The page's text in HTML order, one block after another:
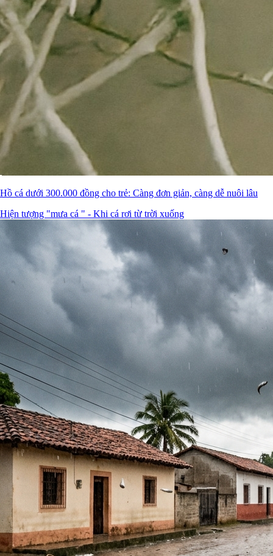
Hồ cá dưới 300.000 đồng cho trẻ: Càng đơn giản, càng dễ nuôi lâu
Hiện tượng "mưa cá " - Khi cá rơi từ trời xuống